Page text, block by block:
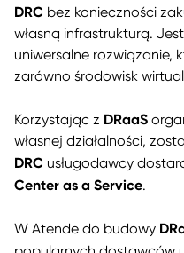
DRC bez konieczności
własną infrastrukturą.
uniwersalne rozwiązanie,
zarówno środowisk
Korzystając z DRaaS
własnej działalności,
DRC usługodawcy
Center as a Service.
W Atende do budowy